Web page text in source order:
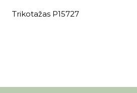
Trikotažas P15727